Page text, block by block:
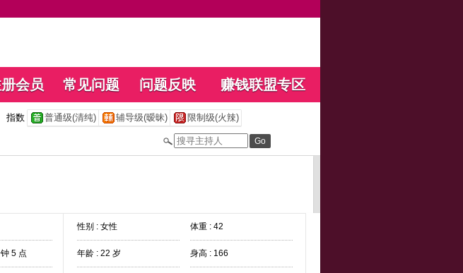
会员 常见问题 问题反映 赚钱联盟专区
指数 普通级(清纯) 辅导级(暧昧) 限制级(火辣)
5 点
性别 : 女性 体重 : 42
年龄 : 22 岁 身高 : 166